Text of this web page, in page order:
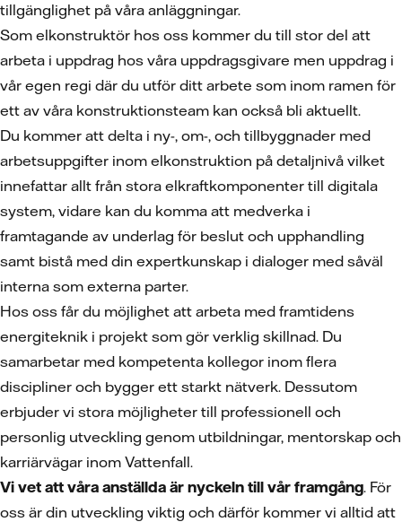
tillgänglighet på våra anläggningar.
Som elkonstruktör hos oss kommer du till stor del att
arbeta i uppdrag hos våra uppdragsgivare men uppdrag i
vår egen regi där du utför ditt arbete som inom ramen för
ett av våra konstruktionsteam kan också bli aktuellt.
Du kommer att delta i ny-, om-, och tillbyggnader med
arbetsuppgifter inom elkonstruktion på detaljnivå vilket
innefattar allt från stora elkraftkomponenter till digitala
system, vidare kan du komma att medverka i
framtagande av underlag för beslut och upphandling
samt bistå med din expertkunskap i dialoger med såväl
interna som externa parter.
Hos oss får du möjlighet att arbeta med framtidens
energiteknik i projekt som gör verklig skillnad. Du
samarbetar med kompetenta kollegor inom flera
discipliner och bygger ett starkt nätverk. Dessutom
erbjuder vi stora möjligheter till professionell och
personlig utveckling genom utbildningar, mentorskap och
karriärvägar inom Vattenfall.
Vi vet att våra anställda är nyckeln till vår framgång. För
oss är din utveckling viktig och därför kommer vi alltid att